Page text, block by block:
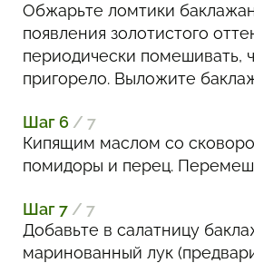
Обжарьте ломтики
появления золотистого
периодически помешивать,
пригорело. Выложите
Шаг 6 / 7
Кипящим маслом со
помидоры и перец.
Шаг 7 / 7
Добавьте в салатницу
маринованный лук